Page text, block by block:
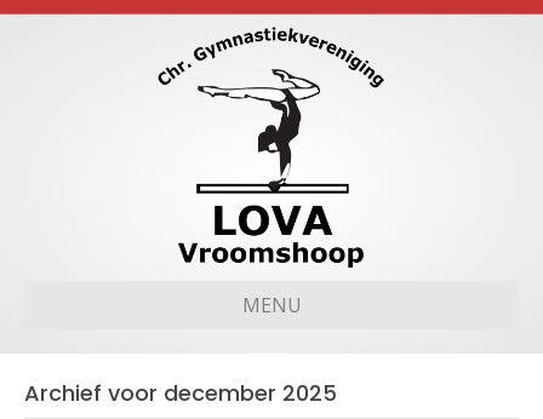
MENU
Archief voor december 2025